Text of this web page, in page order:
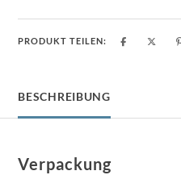
PRODUKT TEILEN:
BESCHREIBUNG
Verpackung